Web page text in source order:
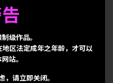
有期待已久的角色歌也预计在
力，为大家献上更精彩的内容
敬上
级作品。
区法定成年之年龄，才可以
站。
，请立即关闭。